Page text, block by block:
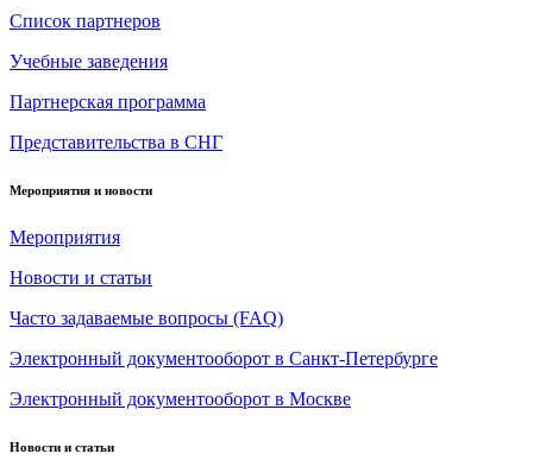
Список партнеров
Учебные заведения
Партнерская программа
Представительства в СНГ
Мероприятия и новости
Мероприятия
Новости и статьи
Часто задаваемые вопросы (FAQ)
Электронный документооборот в Санкт-Петербурге
Электронный документооборот в Москве
Новости и статьи